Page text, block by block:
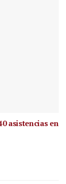
asistencias en